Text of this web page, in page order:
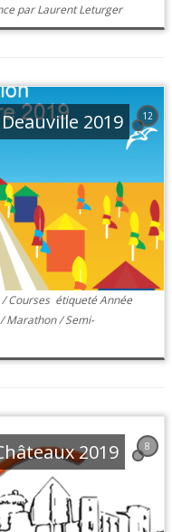
parLaurent Leturger
12
2019
/Courses étiquetéAnnée
/Marathon/Semi-
8
2019